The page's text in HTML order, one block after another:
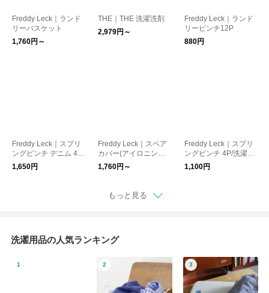
Freddy Leck｜ランド
リーバスケット
1,760円～
THE｜THE 洗濯洗剤
2,979円～
Freddy Leck｜ランド
リーピンチ12P
880円
Freddy Leck｜スプリ
ングピンチ デニム 4P/
洗濯ばさみ ステンレ
ス
1,650円
Freddy Leck｜スペア
カバー(アイロニング
ボード フラットタイ
プ専用)
1,760円～
Freddy Leck｜スプリ
ングピンチ 4P/洗濯ば
さみ ステンレス
1,100円
もっと見る
洗濯用品の人気ランキング